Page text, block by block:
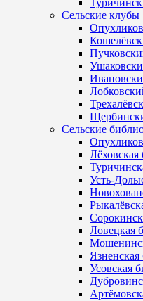
Сельские клубы
Сельские
Лёховская
Усть-
Ловецкая
Язненская
Усовская